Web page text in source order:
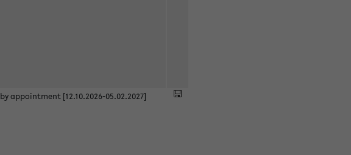
by appointment [12.10.2026-05.02.2027]